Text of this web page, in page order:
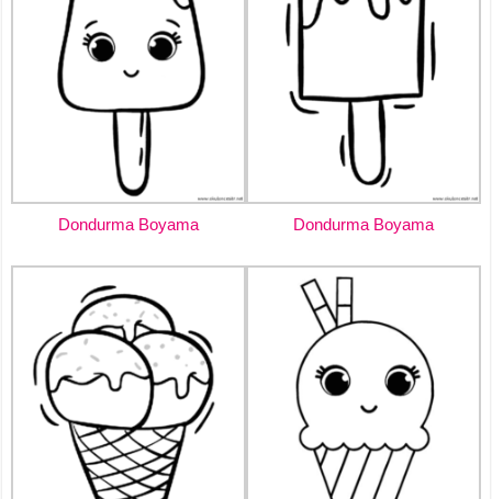
Dondurma Boyama Dondurma Boyama